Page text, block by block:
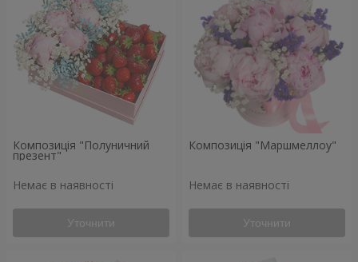
Композиція "Полуничний
презент"
Немає в наявності
Уточнити
Композиція "Маршмеллоу"
Немає в наявності
Уточнити